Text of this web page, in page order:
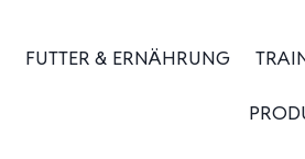
FUTTER & ERNÄHRUNG